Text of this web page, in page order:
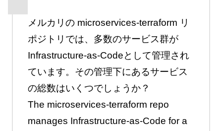
メルカリの microservices-terraform リ
ポジトリでは、多数のサービス群が
Infrastructure-as-Codeとして管理され
ています。その管理下にあるサービス
の総数はいくつでしょうか？
The microservices-terraform repo
manages Infrastructure-as-Code for a